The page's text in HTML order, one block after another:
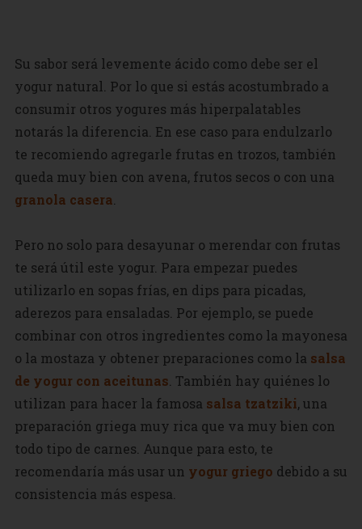
Su sabor será levemente ácido como debe ser el
yogur natural. Por lo que si estás acostumbrado a
consumir otros yogures más hiperpalatables
notarás la diferencia. En ese caso para endulzarlo
te recomiendo agregarle frutas en trozos, también
queda muy bien con avena, frutos secos o con una
granola casera
Pero no solo para desayunar o merendar con frutas
te será útil este yogur. Para empezar puedes
utilizarlo en sopas frías, en dips para picadas,
aderezos para ensaladas. Por ejemplo, se puede
combinar con otros ingredientes como la mayonesa
o la mostaza y obtener preparaciones como la salsa
de yogur con aceitunas . También hay quiénes lo
utilizan para hacer la famosa salsa tzatziki, una
preparación griega muy rica que va muy bien con
todo tipo de carnes. Aunque para esto, te
recomendaría más usar un yogur griego debido a su
consistencia más espesa.